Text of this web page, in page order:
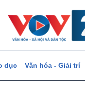
dục Văn hóa - Giải trí